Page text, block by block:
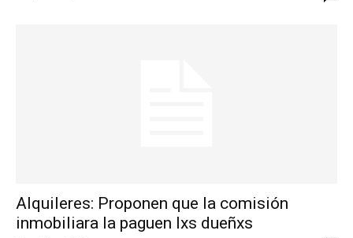
Alquileres: Proponen que la comisión
inmobiliara la paguen lxs dueñxs